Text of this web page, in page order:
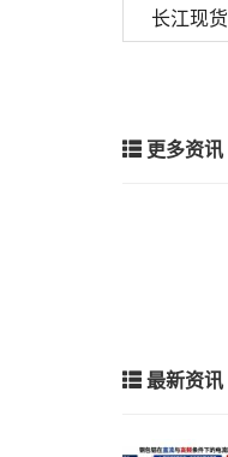
长江现货
更多资讯
最新资讯